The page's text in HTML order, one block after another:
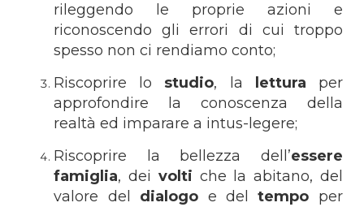
rileggendo le proprie azioni e
riconoscendo gli errori di cui troppo
spesso non ci rendiamo conto;
Riscoprire lo studio, la lettura per
approfondire la conoscenza della
realtà ed imparare a intus-legere;
Riscoprire la bellezza dell’essere
famiglia, dei volti che la abitano, del
valore del dialogo e deltempo per